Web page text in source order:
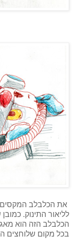
את הכלבלב המקסים
לליאור התינוק.
הכלבלב הזה הוא
בכל מקום שלוחצים